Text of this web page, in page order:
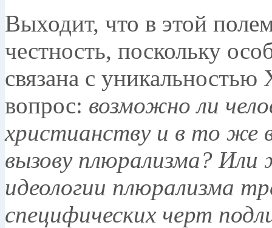
Выходит, что в этой
честность, поскольку
связана с
вопрос: возможно ли
христианству и в то же
вызову плюрализма?
идеологии плюрализма
специфических черт